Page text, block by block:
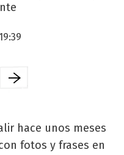
hace unos meses
fotos y frases en